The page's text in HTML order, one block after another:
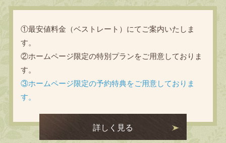
①最安値料金（ベストレート）にてご案内いたしま
す。
②ホームページ限定の特別プランをご用意しておりま
す。
③ホームページ限定の予約特典をご用意しておりま
す。
詳しく見る